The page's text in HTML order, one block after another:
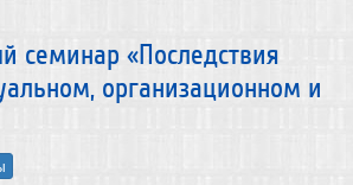
семинар «Последствия
организационном и